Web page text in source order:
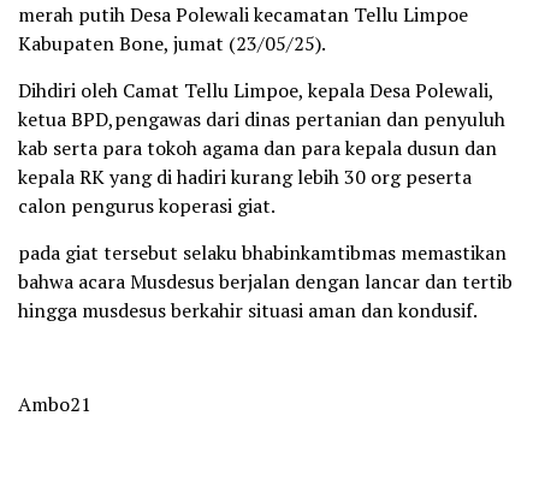
merah putih Desa Polewali kecamatan Tellu Limpoe
Kabupaten Bone, jumat (23/05/25).
Dihdiri oleh Camat Tellu Limpoe, kepala Desa Polewali,
ketua BPD,pengawas dari dinas pertanian dan penyuluh
kab serta para tokoh agama dan para kepala dusun dan
kepala RK yang di hadiri kurang lebih 30 org peserta
calon pengurus koperasi giat.
pada giat tersebut selaku bhabinkamtibmas memastikan
bahwa acara Musdesus berjalan dengan lancar dan tertib
hingga musdesus berkahir situasi aman dan kondusif.
Ambo21